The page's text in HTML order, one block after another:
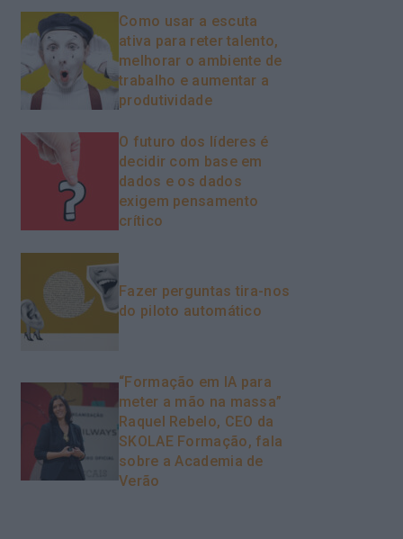
Como usar a escuta
ativa para reter talento,
melhorar o ambiente de
trabalho e aumentar a
produtividade
O futuro dos líderes é
decidir com base em
dados e os dados
exigem pensamento
crítico
Fazer perguntas tira-nos
do piloto automático
“Formação em IA para
meter a mão na massa”
Raquel Rebelo, CEO da
SKOLAE Formação, fala
sobre a Academia de
Verão